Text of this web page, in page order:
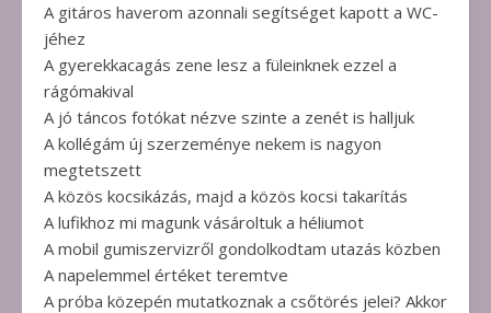
A gitáros haverom azonnali segítséget kapott a WC-
jéhez
A gyerekkacagás zene lesz a füleinknek ezzel a
rágómakival
A jó táncos fotókat nézve szinte a zenét is halljuk
A kollégám új szerzeménye nekem is nagyon
megtetszett
A közös kocsikázás, majd a közös kocsi takarítás
A lufikhoz mi magunk vásároltuk a héliumot
A mobil gumiszervizről gondolkodtam utazás közben
A napelemmel értéket teremtve
A próba közepén mutatkoznak a csőtörés jelei? Akkor